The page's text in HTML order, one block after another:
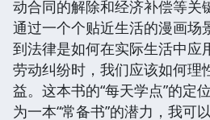
动合同的解除和经济补偿等关
通过一个个贴近生活的漫画场
到法律是如何在实际生活中应
劳动纠纷时，我们应该如何理
益。这本书的“每天学点”的定
为一本“常备书”的潜力，我可